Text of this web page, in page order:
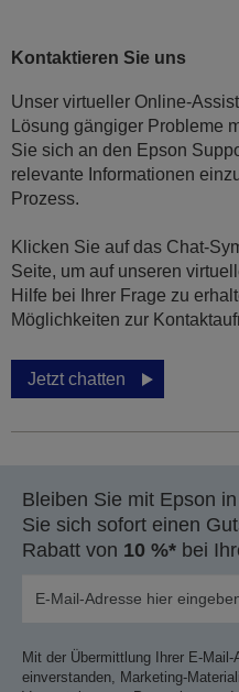
Kontaktieren Sie uns
Unser virtueller Online-
Lösung gängiger Probleme
Sie sich an den Epson
relevante Informationen
Prozess.
Klicken Sie auf das Chat-
Seite, um auf unseren
Hilfe bei Ihrer Frage zu
Möglichkeiten zur
Jetzt chatten
Bleiben Sie mit Epson
Sie sich sofort einen
Rabatt von 10 %* bei
Mit der Übermittlung Ihrer E-
einverstanden, Marketing-